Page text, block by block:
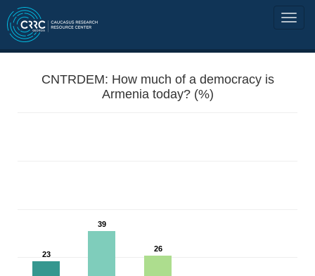
CNTRDEM: How much of a democracy is
Armenia today? (%)
23
39
26